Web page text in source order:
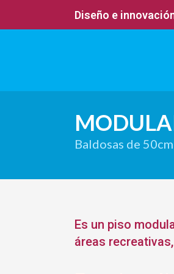
Diseño e
Baldosas de
Es un piso
áreas